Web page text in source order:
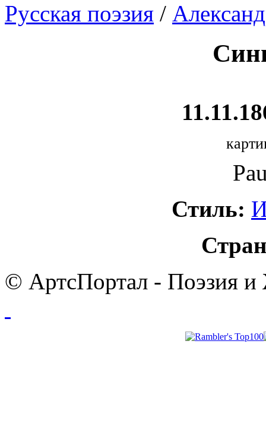
Русская поэзия /
Стиль:
© АртсПортал - Поэзия